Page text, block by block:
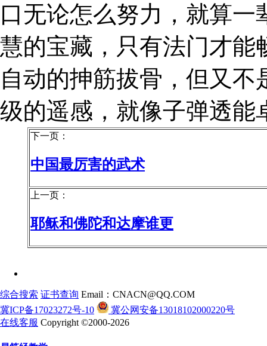
口无论怎么努力，就算
慧的宝藏，只有法门才能
自动的抻筋拔骨，但又
级的遥感，就像子弹透能
下一页：
中国最厉害的武术
上一页：
耶稣和佛陀和达摩谁更
综合搜索 证书查询 Email：CNACN@QQ.COM
冀ICP备17023272号-10
冀公网安备13018102000220号
在线客服 Copyright ©2000-2026